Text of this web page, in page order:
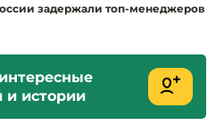
задержали топ-менеджеров
и истории